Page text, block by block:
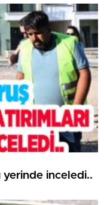
yerinde inceledi..